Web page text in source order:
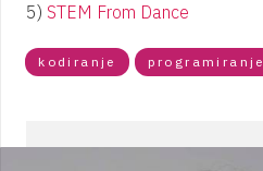
5) STEM From Dance
kodiranje programiranje